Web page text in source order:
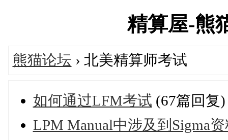
精算屋-熊
熊猫论坛 › 北美精算师考试
如何通过LFM考试 (67篇回复)
LPM Manual中涉及到Sigma